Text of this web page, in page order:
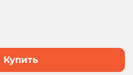
Купить